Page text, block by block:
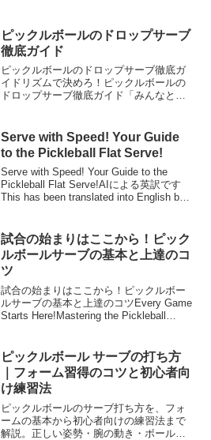
ん！ ピックルボールのリターンサーブ
は、実は試合の流れをガラッと変...
ピックルボールのドロップサーブ
徹底ガイド
ピックルボールのドロップサーブ徹底ガ
イドリズムで決めろ！ピックルボールの
ドロップサーブ徹底ガイド「みんなと違
ーブです。力まかせじゃなく、リズムと
正確さで相手を揺さぶる、...
Serve with Speed! Your Guide
to the Pickleball Flat Serve!
Serve with Speed! Your Guide to the
Pickleball Flat Serve!AIによる英訳です
This has been translated into English by
試合の始まりはここから！ピック
ルボールサーブの基本と上達のコ
ツ
試合の始まりはここから！ピックルボー
ルサーブの基本と上達のコツEvery Game
Starts Here!Mastering the Pickleball
ピックルボール サーブの打ち方
｜フォーム習得のコツと初心者向
け練習法
ピックルボールのサーブ打ち方を、フォ
ームの基本から初心者向けの練習法まで
解説。正しい姿勢・腕の動き・ボールの